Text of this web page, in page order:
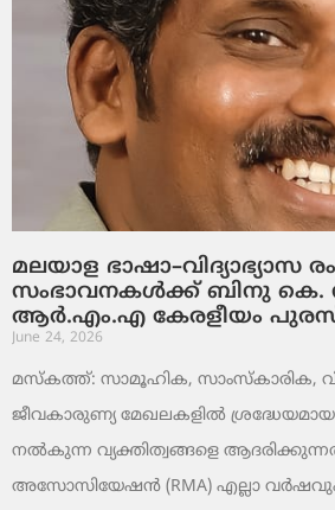
മലയാള ഭാഷാ–വിദ്യാഭ്യാസ
സംഭാവനകൾക്ക് ബിനു കെ.
ആർ.എം.എ കേരളീയം
June 24, 2026
മസ്കത്ത്: സാമൂഹിക, സാംസ്‌കാരിക,
ജീവകാരുണ്യ മേഖലകളിൽ
നൽകുന്ന വ്യക്തിത്വങ്ങളെ
അസോസിയേഷൻ (RMA) എല്ലാ